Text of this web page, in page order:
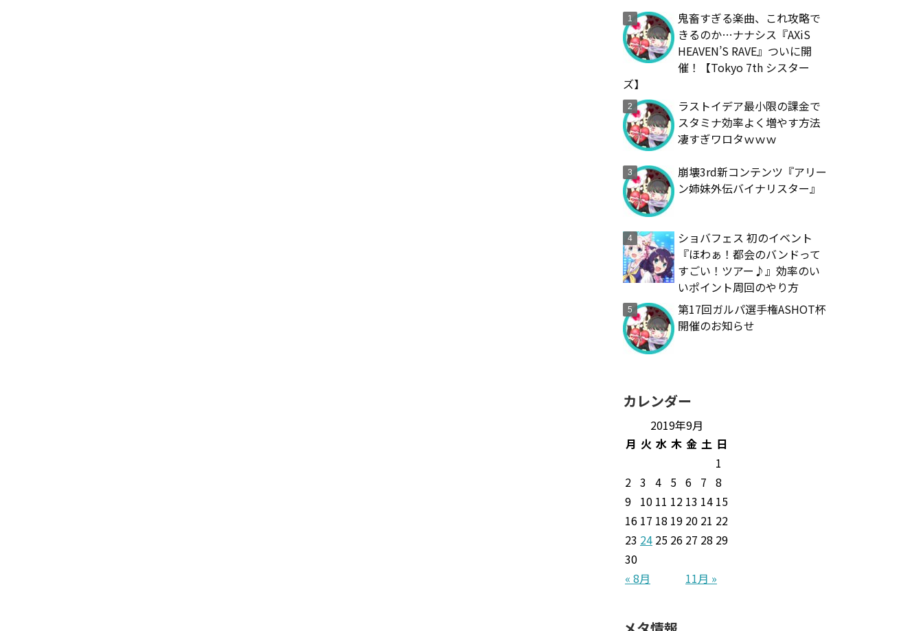
鬼畜すぎる楽曲、これ攻略で
きるのか…ナナシス『AXiS
HEAVEN’S RAVE』ついに開
催！【Tokyo 7th シスター
ズ】
ラストイデア最小限の課金で
スタミナ効率よく増やす方法
凄すぎワロタｗｗｗ
崩壊3rd新コンテンツ『アリー
ン姉妹外伝バイナリスター』
ショバフェス 初のイベント
『ほわぁ！都会のバンドって
すごい！ツアー♪』効率のい
いポイント周回のやり方
第17回ガルパ選手権ASHOT杯
開催のお知らせ
カレンダー
2019年9月
月 火 水 木 金 土 日
« 8月 11月 »
1
2 3 4 5 6 7 8
9 10 11 12 13 14 15
16 17 18 19 20 21 22
23 24 25 26 27 28 29
30